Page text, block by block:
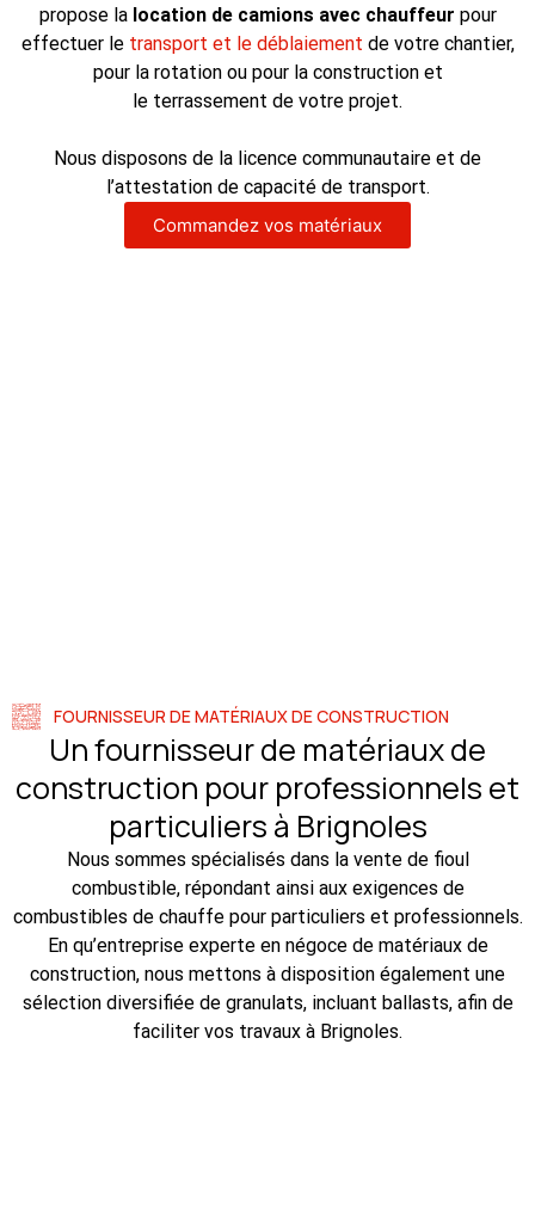
propose la location de camions avec chauffeur pour
effectuer le transport et le déblaiement de votre chantier,
pour la rotation ou pour la construction et
le terrassement de votre projet.
Nous disposons de la licence communautaire et de
l’attestation de capacité de transport.
Commandez vos matériaux
FOURNISSEUR DE MATÉRIAUX DE CONSTRUCTION
Un fournisseur de matériaux de
construction pour professionnels et
particuliers à Brignoles
Nous sommes spécialisés dans la vente de fioul
combustible, répondant ainsi aux exigences de
combustibles de chauffe pour particuliers et professionnels.
En qu’entreprise experte en négoce de matériaux de
construction, nous mettons à disposition également une
sélection diversifiée de granulats, incluant ballasts, afin de
faciliter vos travaux à Brignoles.